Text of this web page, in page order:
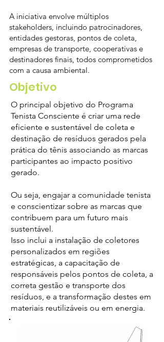
A iniciativa envolve múltiplos
stakeholders, incluindo patrocinadores,
entidades gestoras, pontos de coleta,
empresas de transporte, cooperativas e
destinadores finais, todos comprometidos
com a causa ambiental.
Objetivo
O principal objetivo do Programa
Tenista Consciente é criar uma rede
eficiente e sustentável de coleta e
destinação de resíduos gerados pela
prática do tênis associando as marcas
participantes ao impacto positivo
gerado.
Ou seja, engajar a comunidade tenista
e conscientizar sobre as marcas que
contribuem para um futuro mais
sustentável.
Isso inclui a instalação de coletores
personalizados em regiões
estratégicas, a capacitação de
responsáveis pelos pontos de coleta, a
correta gestão e transporte dos
resíduos, e a transformação destes em
materiais reutilizáveis ou em energia.